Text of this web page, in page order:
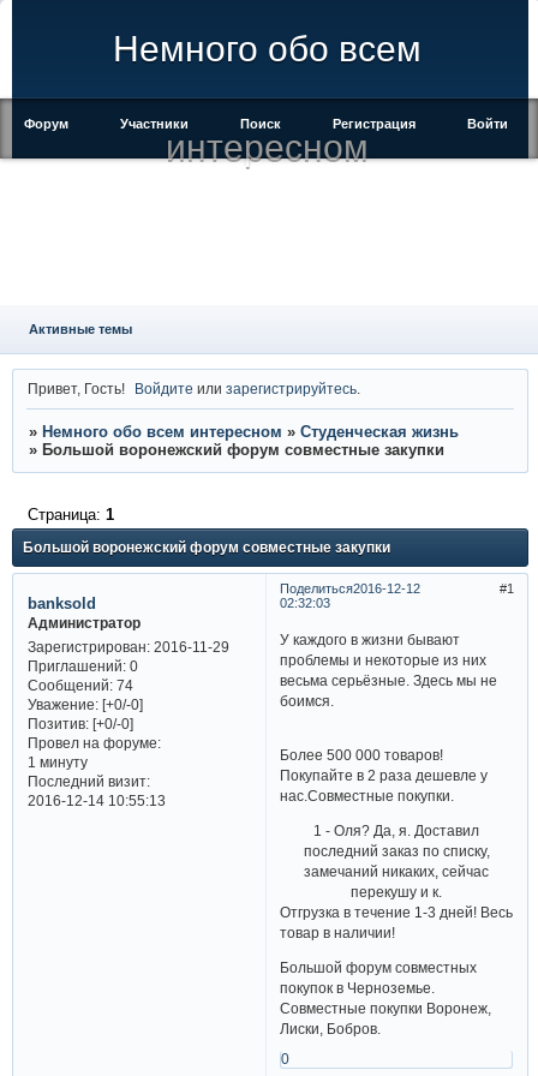
Немного обо всем
интересном
Форум Участники Поиск Регистрация Войти
Активные темы
Привет, Гость! Войдите илизарегистрируйтесь
» Немного обо всем интересном » Студенческая жизнь
» Большой воронежский форум совместные закупки
Большой воронежский форум совместные закупки
Страница: 1
Поделиться 1
2016-12-12
02:32:03
banksold
Администратор
Зарегистрирован: 2016-11-29
Приглашений:0
Сообщений:74
Уважение: [+0/-0]
Позитив: [+0/-0]
Провел на форуме:
1 минуту
Последний визит:
2016-12-14 10:55:13
У каждого в жизни бывают
проблемы и некоторые из них
весьма серьёзные. Здесь мы не
боимся.
Более 500 000 товаров!
Покупайте в 2 раза дешевле у
нас.Совместные покупки.
1 - Оля? Да, я. Доставил
последний заказ по списку,
замечаний никаких, сейчас
перекушу и к.
Отгрузка в течение 1-3 дней! Весь
товар в наличии!
Большой форум совместных
покупок в Черноземье.
Совместные покупки Воронеж,
Лиски, Бобров.
0